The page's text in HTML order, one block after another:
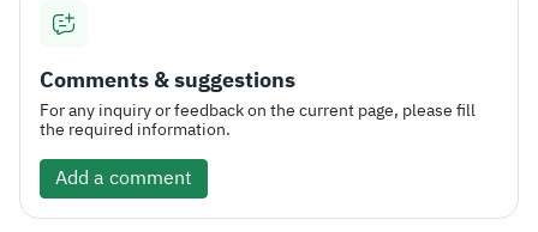
Comments & suggestions
For any inquiry or feedback on the current page, please fill
the required information.
Add a comment